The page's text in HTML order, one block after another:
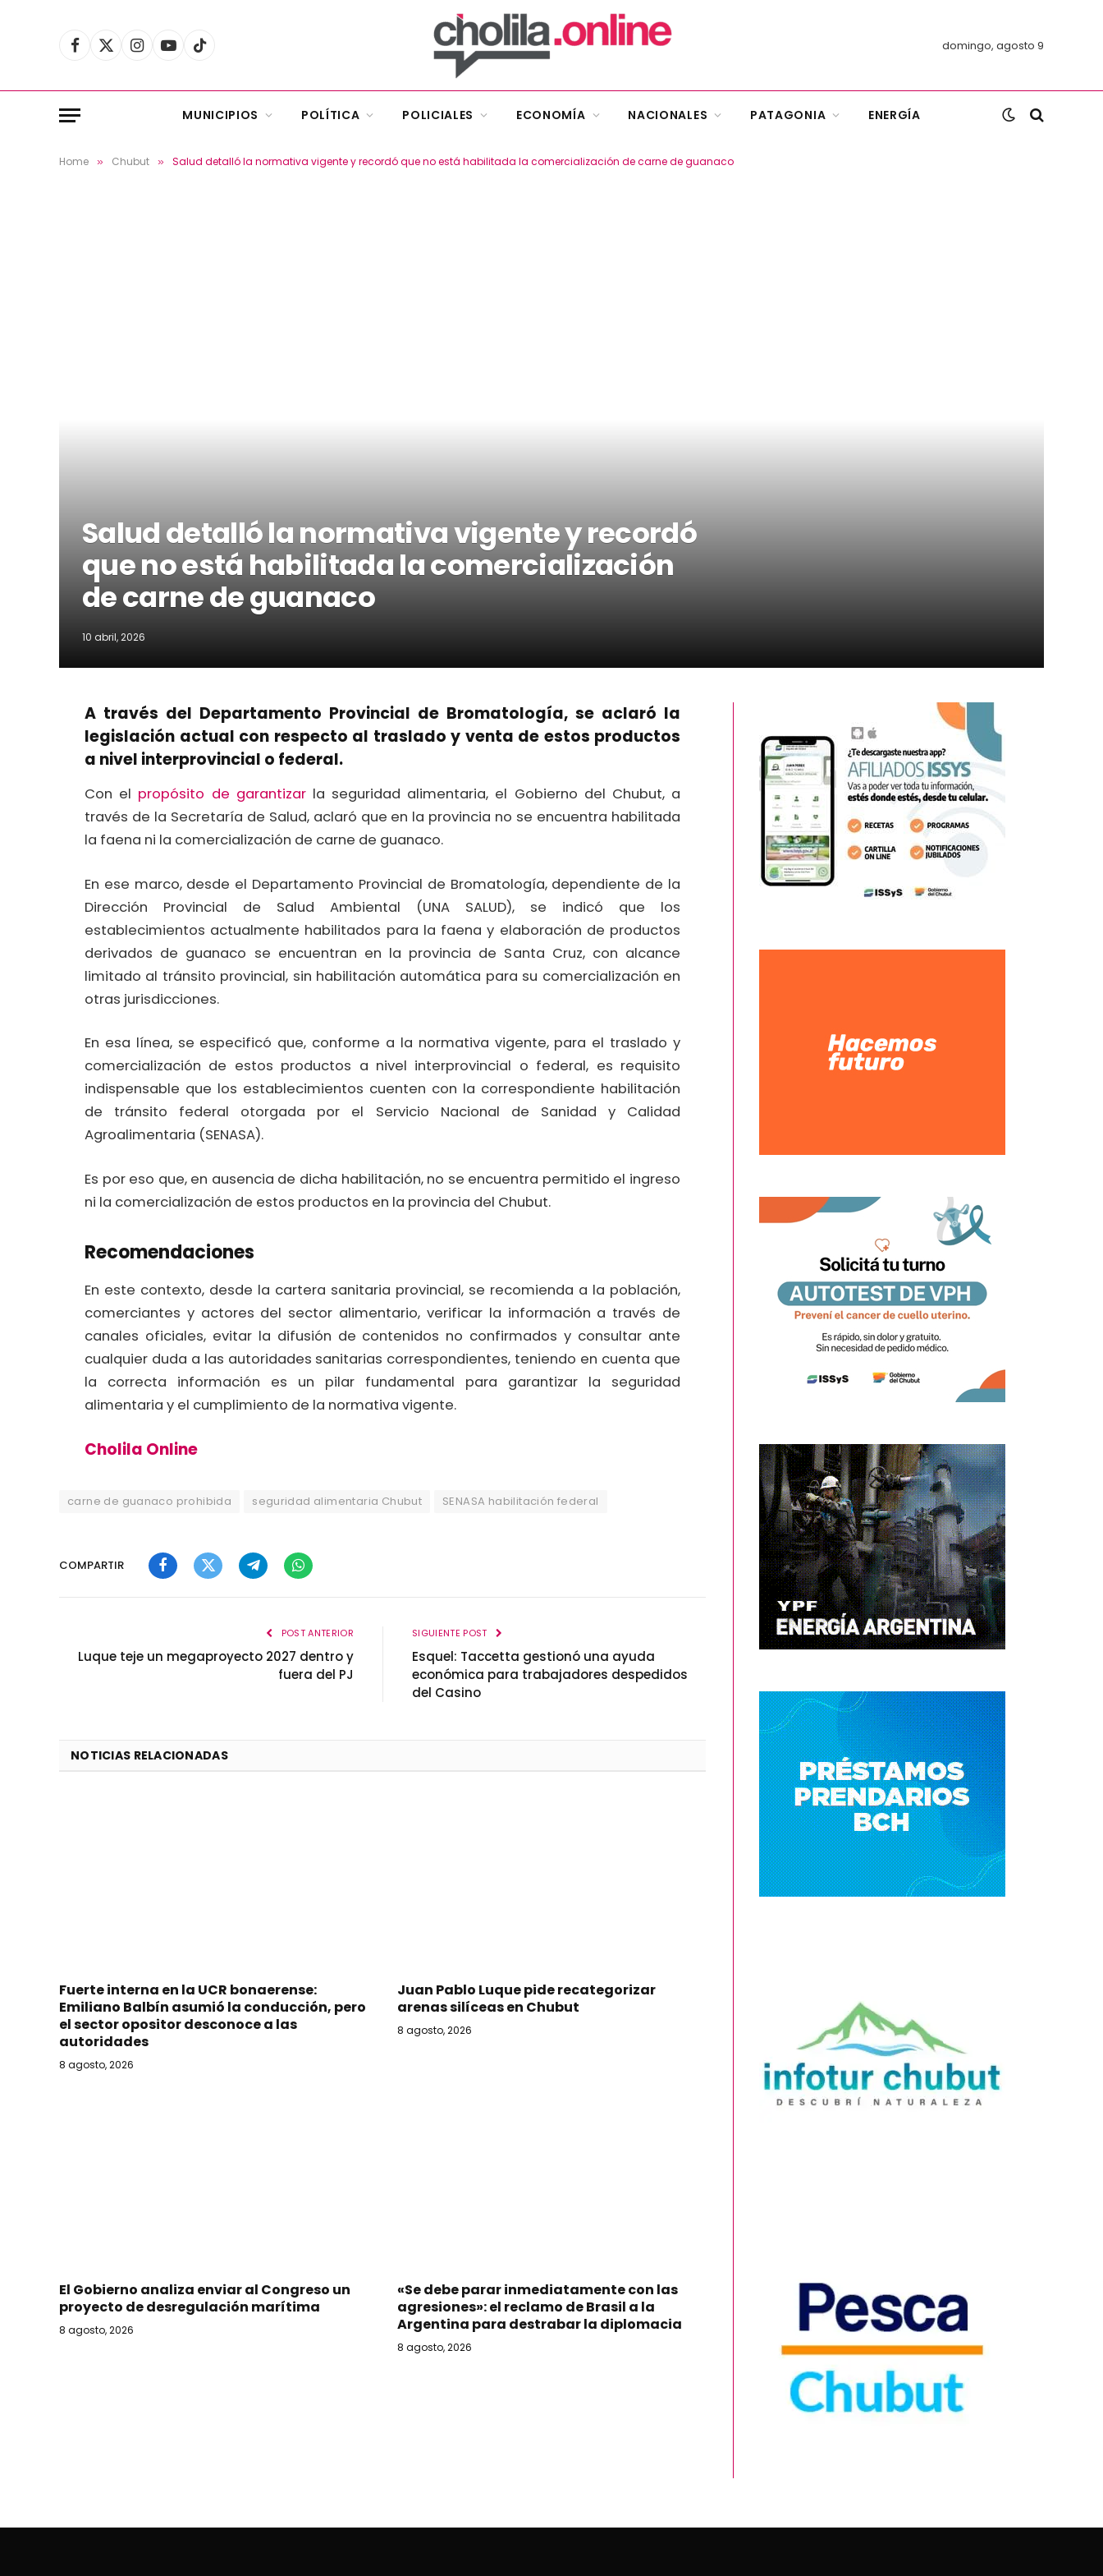
Facebook
X
Instagram
YouTubeTikTok domingo, agosto 9
MUNICIPIOS POLÍTICA POLICIALES ECONOMÍA NACIONALES PATAGONIA ENERGÍA
Home » Chubut » Salud detalló la normativa vigente y recordó que no está habilitada la comercialización de carne de guanaco
Salud detalló la normativa vigente y recordó
que no está habilitada la comercialización
de carne de guanaco
10 abril, 2026
A través del Departamento Provincial de Bromatología, se aclaró la
legislación actual con respecto al traslado y venta de estos productos
a nivel interprovincial o federal.
Con el propósito de garantizarla seguridad alimentaria, el Gobierno del Chubut, a
través de la Secretaría de Salud, aclaró que en la provincia no se encuentra habilitada
la faena ni la comercialización de carne de guanaco.
En ese marco, desde el Departamento Provincial de Bromatología, dependiente de la
Dirección Provincial de Salud Ambiental (UNA SALUD), se indicó que los
establecimientos actualmente habilitados para la faena y elaboración de productos
derivados de guanaco se encuentran en la provincia de Santa Cruz, con alcance
limitado al tránsito provincial, sin habilitación automática para su comercialización en
otras jurisdicciones.
En esa línea, se especificó que, conforme a la normativa vigente, para el traslado y
comercialización de estos productos a nivel interprovincial o federal, es requisito
indispensable que los establecimientos cuenten con la correspondiente habilitación
de tránsito federal otorgada por el Servicio Nacional de Sanidad y Calidad
Agroalimentaria (SENASA).
Es por eso que, en ausencia de dicha habilitación, no se encuentra permitido el ingreso
ni la comercialización de estos productos en la provincia del Chubut.
Recomendaciones
En este contexto, desde la cartera sanitaria provincial, se recomienda a la población,
comerciantes y actores del sector alimentario, verificar la información a través de
canales oficiales, evitar la difusión de contenidos no confirmados y consultar ante
cualquier duda a las autoridades sanitarias correspondientes, teniendo en cuenta que
la correcta información es un pilar fundamental para garantizar la seguridad
alimentaria y el cumplimiento de la normativa vigente.
Cholila Online
carne de guanaco prohibida seguridad alimentaria Chubut SENASA habilitación federal
COMPARTIR
FacebookTwitterTelegramWhatsApp
POST ANTERIOR
Luque teje un megaproyecto 2027 dentro y
fuera del PJ
SIGUIENTE POST
Esquel: Taccetta gestionó una ayuda
económica para trabajadores despedidos
del Casino
NOTICIAS RELACIONADAS
Fuerte interna en la UCR bonaerense:
Emiliano Balbín asumió la conducción, pero
el sector opositor desconoce a las
autoridades
8 agosto, 2026
Juan Pablo Luque pide recategorizar
arenas silíceas en Chubut
8 agosto, 2026
El Gobierno analiza enviar al Congreso un
proyecto de desregulación marítima
8 agosto, 2026
«Se debe parar inmediatamente con las
agresiones»: el reclamo de Brasil a la
Argentina para destrabar la diplomacia
8 agosto, 2026